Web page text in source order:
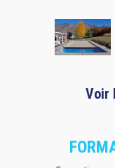
Voir